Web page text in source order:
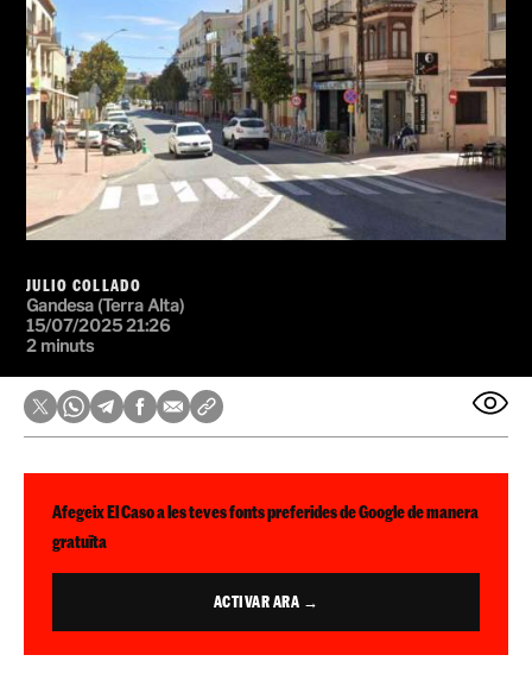
JULIO COLLADO
Gandesa (Terra Alta)
15/07/2025 21:26
2 minuts
Afegeix El Caso a les teves fonts preferides de Google de manera
gratuïta
ACTIVAR ARA →